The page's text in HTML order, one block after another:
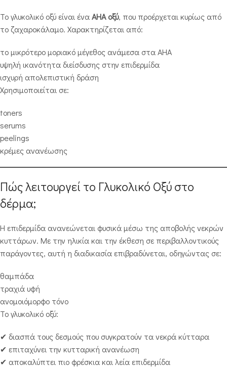
Το γλυκολικό οξύ είναι έναAHA οξύ, που προέρχεται κυρίως από
το ζαχαροκάλαμο. Χαρακτηρίζεται από:
το μικρότερο μοριακό μέγεθος ανάμεσα στα AHA
υψηλή ικανότητα διείσδυσης στην επιδερμίδα
ισχυρή απολεπιστική δράση
Χρησιμοποιείται σε:
toners
serums
peelings
κρέμες ανανέωσης
Πώς λειτουργεί το Γλυκολικό Οξύ στο
δέρμα;
Η επιδερμίδα ανανεώνεται φυσικά μέσω της αποβολής νεκρών
κυττάρων. Με την ηλικία και την έκθεση σε περιβαλλοντικούς
παράγοντες, αυτή η διαδικασία επιβραδύνεται, οδηγώντας σε:
θαμπάδα
τραχιά υφή
ανομοιόμορφο τόνο
Το γλυκολικό οξύ:
✔ διασπά τους δεσμούς που συγκρατούν τα νεκρά κύτταρα
✔ επιταχύνει την κυτταρική ανανέωση
✔ αποκαλύπτει πιο φρέσκια και λεία επιδερμίδα